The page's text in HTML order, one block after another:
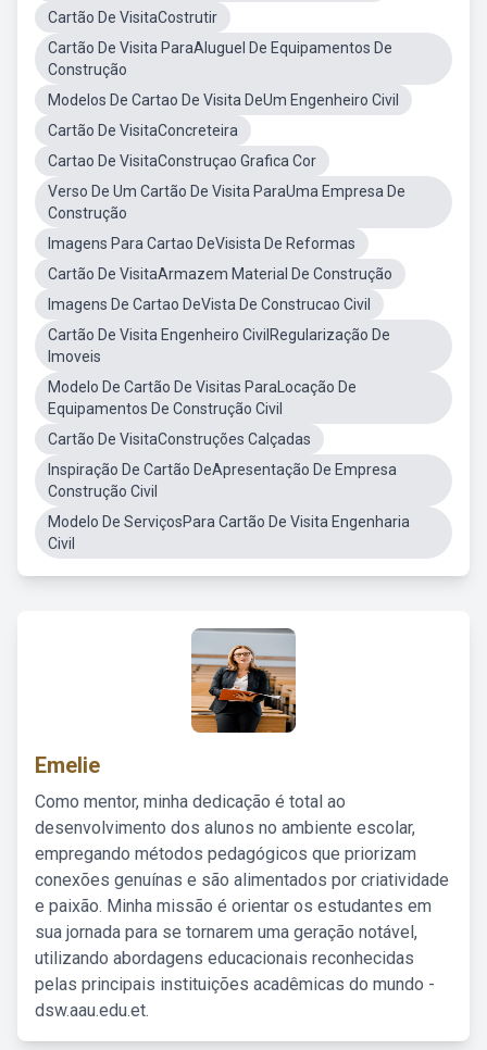
Cartão De VisitaCostrutir
Cartão De Visita ParaAluguel De Equipamentos De
Construção
Modelos De Cartao De Visita DeUm Engenheiro Civil
Cartão De VisitaConcreteira
Cartao De VisitaConstruçao Grafica Cor
Verso De Um Cartão De Visita ParaUma Empresa De
Construção
Imagens Para Cartao DeVisista De Reformas
Cartão De VisitaArmazem Material De Construção
Imagens De Cartao DeVista De Construcao Civil
Cartão De Visita Engenheiro CivilRegularização De
Imoveis
Modelo De Cartão De Visitas ParaLocação De
Equipamentos De Construção Civil
Cartão De VisitaConstruções Calçadas
Inspiração De Cartão DeApresentação De Empresa
Construção Civil
Modelo De ServiçosPara Cartão De Visita Engenharia
Civil
Emelie
Como mentor, minha dedicação é total ao
desenvolvimento dos alunos no ambiente escolar,
empregando métodos pedagógicos que priorizam
conexões genuínas e são alimentados por criatividade
e paixão. Minha missão é orientar os estudantes em
sua jornada para se tornarem uma geração notável,
utilizando abordagens educacionais reconhecidas
pelas principais instituições acadêmicas do mundo -
dsw.aau.edu.et.